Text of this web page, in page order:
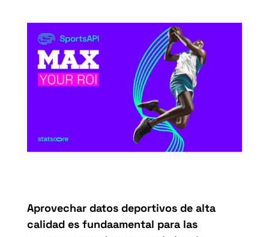
Aprovechar datos deportivos de alta
calidad es fundaamental para las